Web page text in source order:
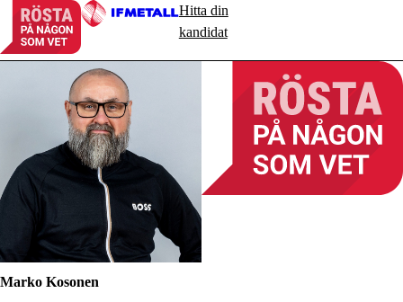
Hitta din
kandidat
Marko Kosonen